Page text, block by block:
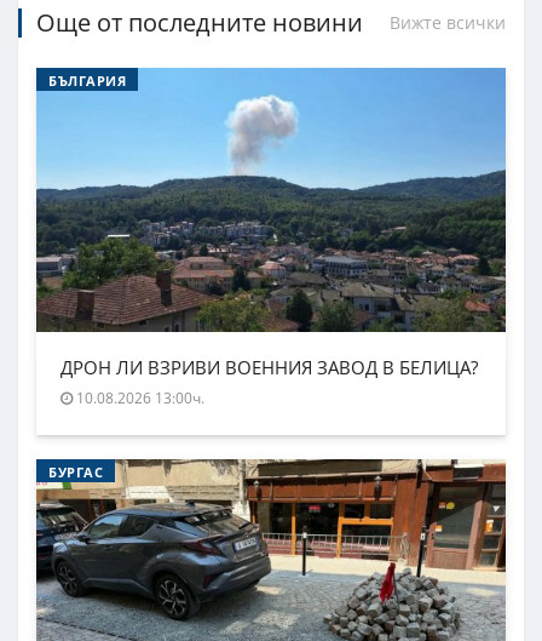
Още от последните новини Вижте всички
БЪЛГАРИЯ
ДРОН ЛИ ВЗРИВИ ВОЕННИЯ ЗАВОД В БЕЛИЦА?
10.08.2026 13:00ч.
БУРГАС